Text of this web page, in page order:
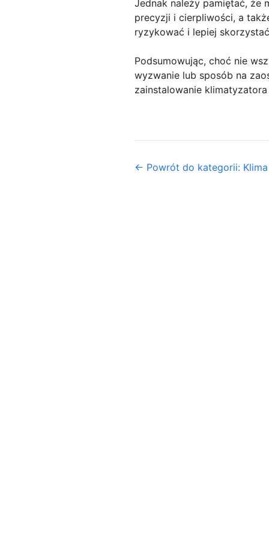
Jednak należy pamiętać, że
precyzji i cierpliwości, a
ryzykować i lepiej
Podsumowując, choć nie
wyzwanie lub sposób na
zainstalowanie
← Powrót do kategorii: Klima